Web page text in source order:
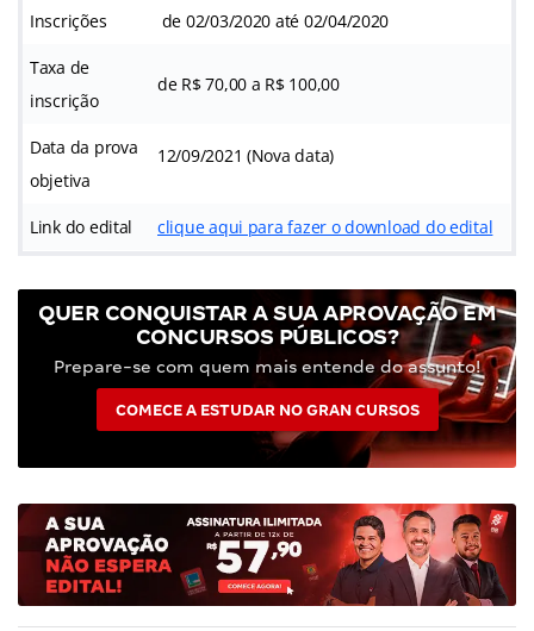
Inscrições de 02/03/2020 até 02/04/2020
Taxa de
inscrição
de R$ 70,00 a R$ 100,00
Data da prova
objetiva
12/09/2021 (Nova data)
Link do edital clique aqui para fazer o download do edital
QUER CONQUISTAR A SUA APROVAÇÃO EM
CONCURSOS PÚBLICOS?
Prepare-se com quem mais entende do assunto!
COMECE A ESTUDAR NO GRAN CURSOS